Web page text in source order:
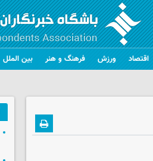
اقتصاد ورزش فرهنگ و هنر بین الملل